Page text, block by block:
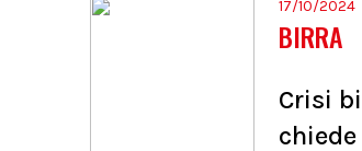
17/10/2024
BIRRA
Crisi